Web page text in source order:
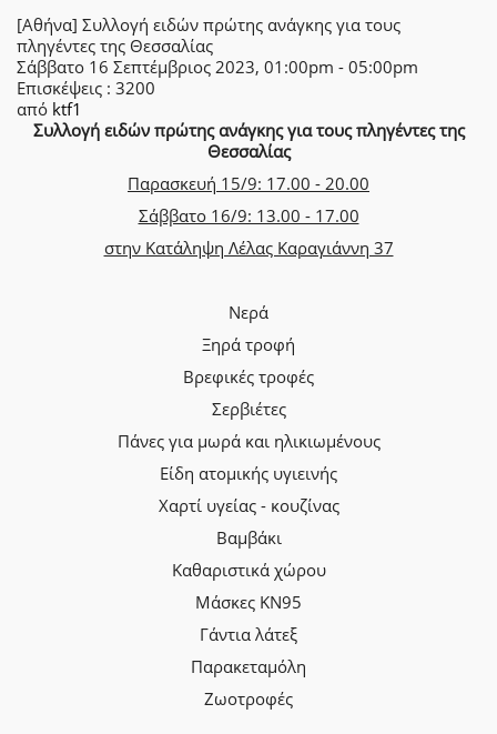
[Αθήνα] Συλλογή ειδών πρώτης ανάγκης για τους
πληγέντες της Θεσσαλίας
Σάββατο 16 Σεπτέμβριος 2023, 01:00pm - 05:00pm
Επισκέψεις : 3200
από ktf1
Συλλογή ειδών πρώτης ανάγκης για τους πληγέντες της
Θεσσαλίας
Παρασκευή 15/9: 17.00 - 20.00
Σάββατο 16/9: 13.00 - 17.00
στην Κατάληψη Λέλας Καραγιάννη 37
Νερά
Ξηρά τροφή
Βρεφικές τροφές
Σερβιέτες
Πάνες για μωρά και ηλικιωμένους
Είδη ατομικής υγιεινής
Χαρτί υγείας - κουζίνας
Βαμβάκι
Καθαριστικά χώρου
Μάσκες ΚΝ95
Γάντια λάτεξ
Παρακεταμόλη
Ζωοτροφές